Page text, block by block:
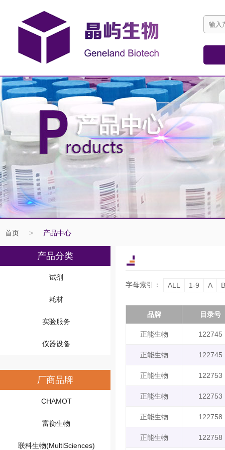
首页 > 产品中心
产品分类
试剂
耗材
实验服务
仪器设备
厂商品牌
CHAMOT
富衡生物
联科生物(MultiSciences)
字母索引： ALL 1-9 A B
品牌 目录号
正能生物 122745
正能生物 122745
正能生物 122753
正能生物 122753
正能生物 122758
正能生物 122758